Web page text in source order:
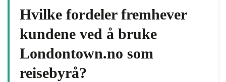
Hvilke fordeler fremhever
kundene ved å bruke
Londontown.no som
reisebyrå?